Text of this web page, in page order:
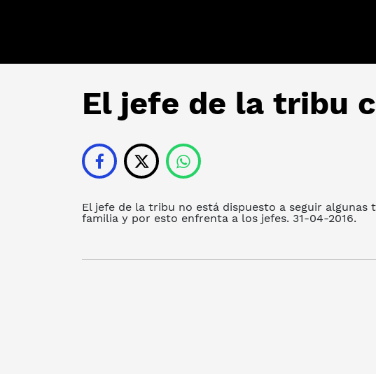
El jefe de la tribu
El jefe de la tribu no está dispuesto a seguir algunas
familia y por esto enfrenta a los jefes. 31-04-2016.